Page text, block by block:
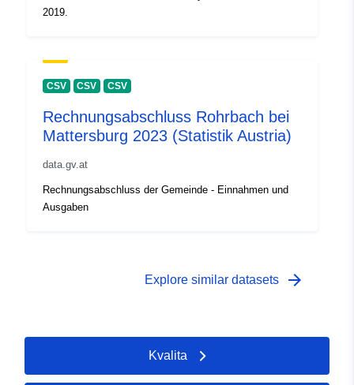
2019.
CSV CSV CSV
Rechnungsabschluss Rohrbach bei
Mattersburg 2023 (Statistik Austria)
data.gv.at
Rechnungsabschluss der Gemeinde - Einnahmen und
Ausgaben
Explore similar datasets arrow_forward
Kvalita